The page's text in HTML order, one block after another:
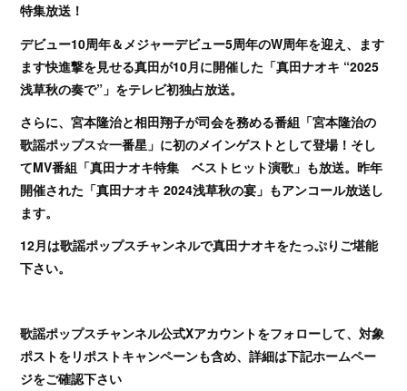
特集放送！
デビュー10周年＆メジャーデビュー5周年のW周年を迎え、ます
ます快進撃を見せる真田が10月に開催した「真田ナオキ “2025
浅草秋の奏で”」をテレビ初独占放送。
さらに、宮本隆治と相田翔子が司会を務める番組「宮本隆治の
歌謡ポップス☆一番星」に初のメインゲストとして登場！そし
てMV番組「真田ナオキ特集 ベストヒット演歌」も放送。昨年
開催された「真田ナオキ 2024浅草秋の宴」もアンコール放送し
ます。
12月は歌謡ポップスチャンネルで真田ナオキをたっぷりご堪能
下さい。
歌謡ポップスチャンネル公式Xアカウントをフォローして、対象
ポストをリポストキャンペーンも含め、詳細は下記ホームペー
ジをご確認下さい